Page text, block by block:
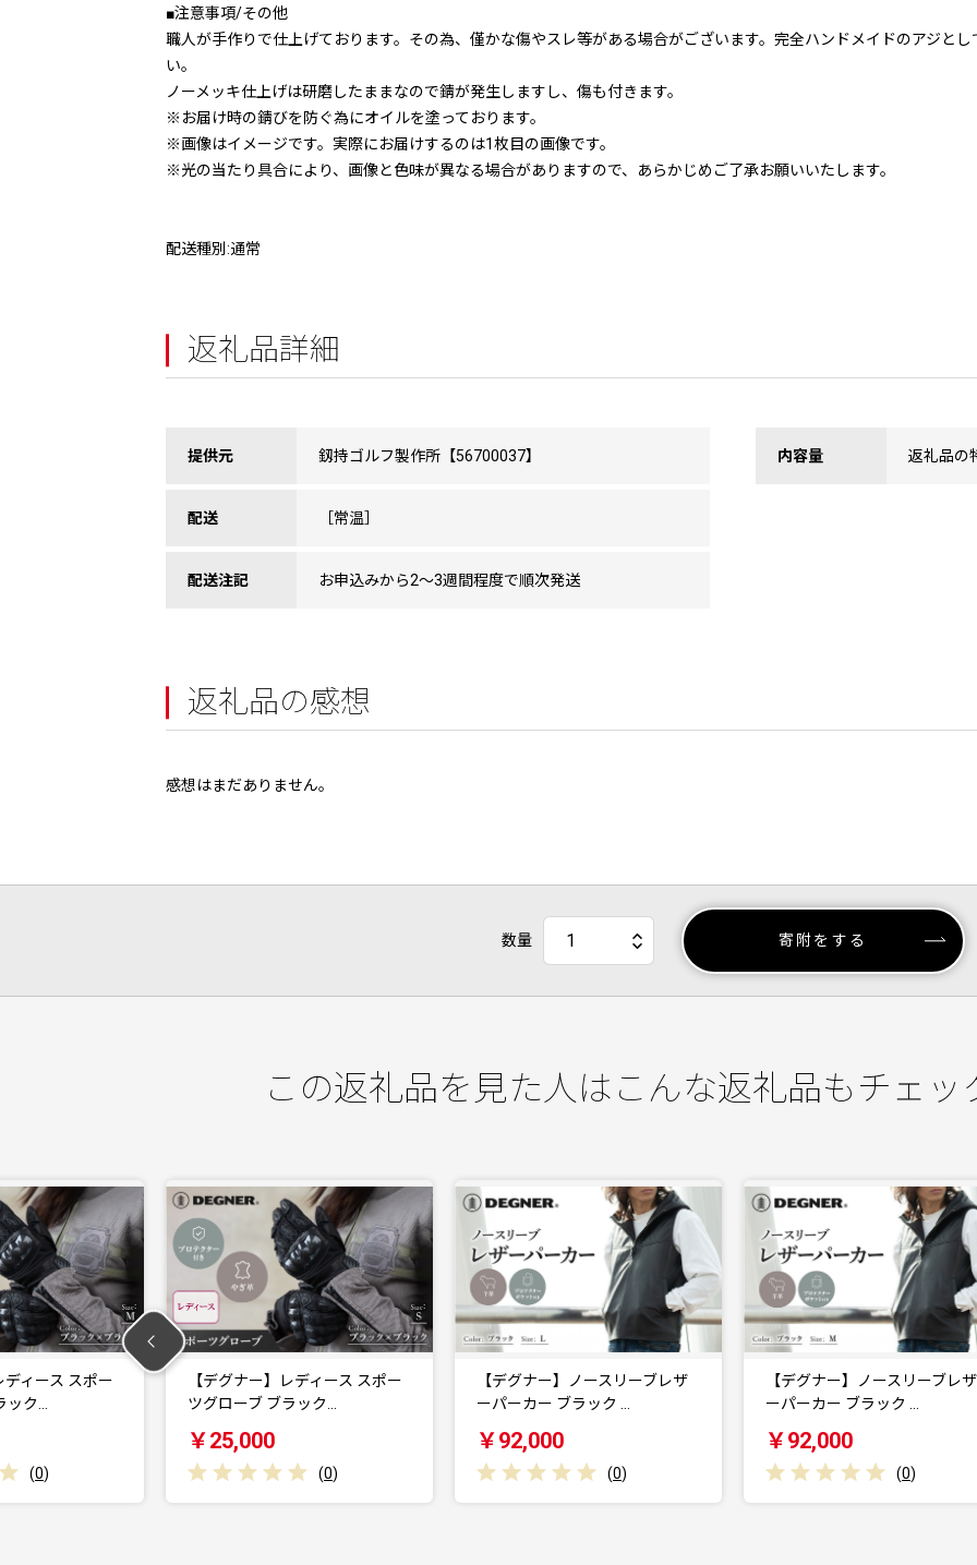
■注意事項/その他
職人が手作りで仕上げております。その為、僅かな傷やスレ等がある場合がございます。完全ハンドメイドのアジと
い。
ノーメッキ仕上げは研磨したままなので錆が発生しますし、傷も付きます。
※お届け時の錆びを防ぐ為にオイルを塗っております。
※画像はイメージです。実際にお届けするのは1枚目の画像です。
※光の当たり具合により、画像と色味が異なる場合がありますので、あらかじめご了承お願いいたします。
配送種別:通常
返礼品詳細
提供元 釼持ゴルフ製作所【56700037】
配送 ［常温］
配送注記 お申込みから2〜3週間程度で順次発送
内容量 返礼品の
返礼品の感想
感想はまだありません。
数量 寄附をする
この返礼品を見た人はこんな返礼品もチェッ
ィース スポー
ク…
(0)
【デグナー】レディース スポー
ツグローブ ブラック…
￥25,000
(0)
【デグナー】ノースリーブレザ
ーパーカー ブラック …
￥92,000
(0)
【デグナー】ノースリーブレザ
ーパーカー ブラック …
￥92,000
(0)